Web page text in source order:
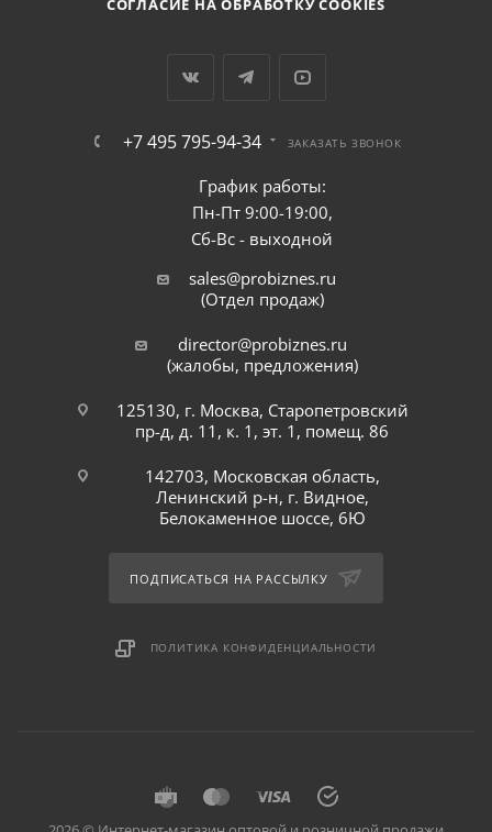
СОГЛАСИЕ НА ОБРАБОТКУ COOKIES
+7 495 795-94-34 ЗАКАЗАТЬ ЗВОНОК
График работы:
Пн-Пт 9:00-19:00,
Сб-Вс - выходной
sales@probiznes.ru
(Отдел продаж)
director@probiznes.ru
(жалобы, предложения)
125130, г. Москва, Старопетровский
пр-д, д. 11, к. 1, эт. 1, помещ. 86
142703, Московская область,
Ленинский р-н, г. Видное,
Белокаменное шоссе, 6Ю
ПОДПИСАТЬСЯ НА РАССЫЛКУ
ПОЛИТИКА КОНФИДЕНЦИАЛЬНОСТИ